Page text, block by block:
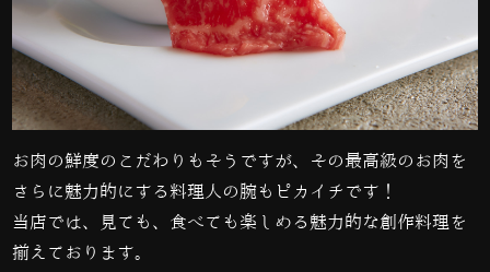
お肉の鮮度のこだわりもそうですが、その最高級のお肉を
さらに魅力的にする料理人の腕もピカイチです！
当店では、見ても、食べても楽しめる魅力的な創作料理を
揃えております。